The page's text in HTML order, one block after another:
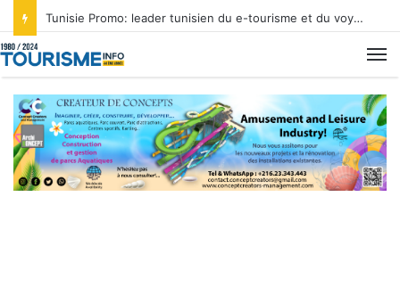
Tunisie Promo: leader tunisien du e-tourisme et du voyage sur mesure